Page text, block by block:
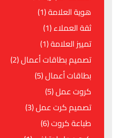
هوية العلامة (1)
ثقة العملاء (1)
تمييز العلامة (1)
تصميم بطاقات أعمال (2)
بطاقات أعمال (5)
كروت عمل (5)
تصميم كرت عمل (3)
طباعة كروت (6)